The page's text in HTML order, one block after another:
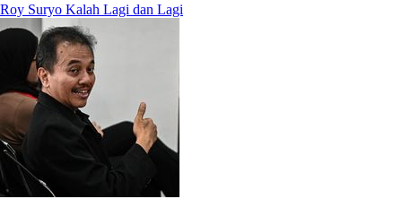
Roy Suryo Kalah Lagi dan Lagi